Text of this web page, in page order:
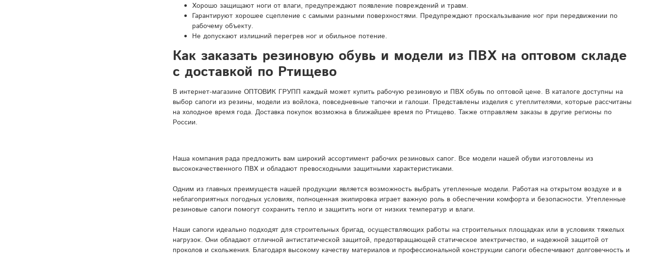
Хорошо защищают ноги от влаги, предупреждают появление повреждений и травм.
Гарантируют хорошее сцепление с самыми разными поверхностями. Предупреждают проскальзывание ног при передвижении по
рабочему объекту.
Не допускают излишний перегрев ног и обильное потение.
Как заказать резиновую обувь и модели из ПВХ на оптовом складе
с доставкой по Ртищево
В интернет-магазине ОПТОВИК ГРУПП каждый может купить рабочую резиновую и ПВХ обувь по оптовой цене. В каталоге доступны на
выбор сапоги из резины, модели из войлока, повседневные тапочки и галоши. Представлены изделия с утеплителями, которые рассчитаны
на холодное время года. Доставка покупок возможна в ближайшее время по Ртищево. Также отправляем заказы в другие регионы по
России.
Наша компания рада предложить вам широкий ассортимент рабочих резиновых сапог. Все модели нашей обуви изготовлены из
высококачественного ПВХ и обладают превосходными защитными характеристиками.
Одним из главных преимуществ нашей продукции является возможность выбрать утепленные модели. Работая на открытом воздухе и в
неблагоприятных погодных условиях, полноценная экипировка играет важную роль в обеспечении комфорта и безопасности. Утепленные
резиновые сапоги помогут сохранить тепло и защитить ноги от низких температур и влаги.
Наши сапоги идеально подходят для строительных бригад, осуществляющих работы на строительных площадках или в условиях тяжелых
нагрузок. Они обладают отличной антистатической защитой, предотвращающей статическое электричество, и надежной защитой от
проколов и скольжения. Благодаря высокому качеству материалов и профессиональной конструкции сапоги обеспечивают долговечность и